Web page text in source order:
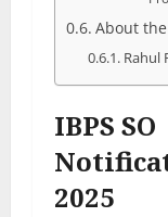
About
Rahul
IBPS SO
2025